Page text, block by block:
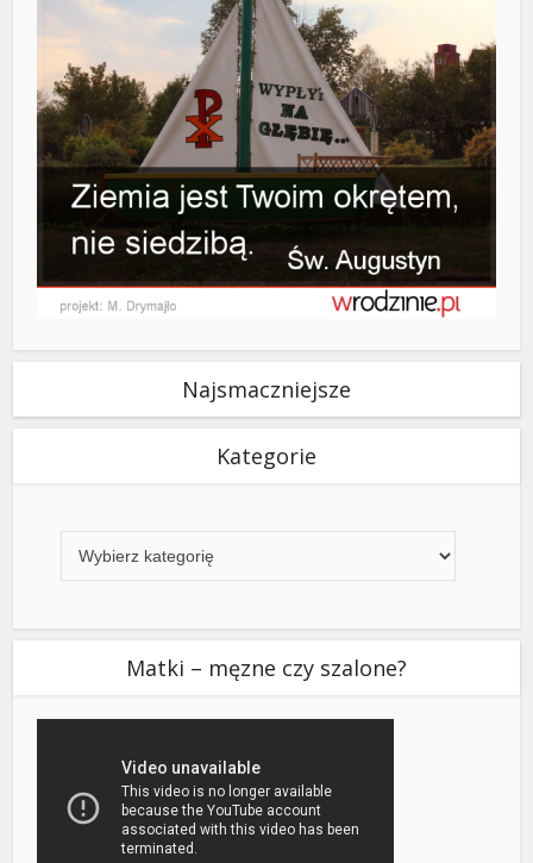
Najsmaczniejsze
Kategorie
Matki – męzne czy szalone?